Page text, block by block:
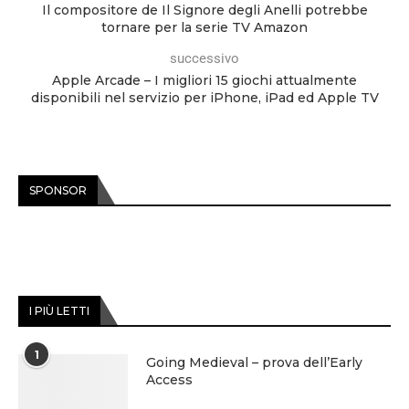
Il compositore de Il Signore degli Anelli potrebbe
tornare per la serie TV Amazon
successivo
Apple Arcade – I migliori 15 giochi attualmente
disponibili nel servizio per iPhone, iPad ed Apple TV
SPONSOR
I PIÙ LETTI
1
Going Medieval – prova dell’Early
Access